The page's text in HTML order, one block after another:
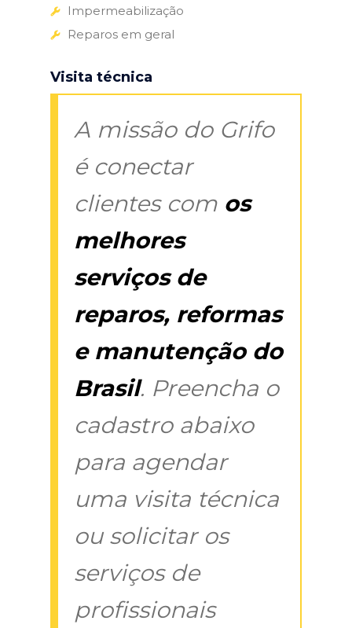
Impermeabilização
Reparos em geral
Visita técnica
A missão do Grifo
é conectar
clientes com os
melhores
serviços de
reparos, reformas
e manutenção do
Brasil. Preencha o
cadastro abaixo
para agendar
uma visita técnica
ou solicitar os
serviços de
profissionais